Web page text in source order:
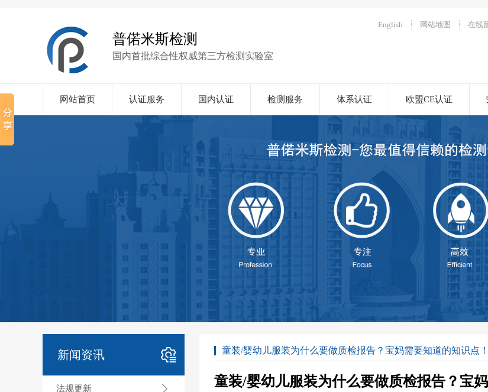
普偌米斯检测
国内首批综合性权威第三方检测实验室
English 网站地图 在线
网站首页 认证服务 国内认证 检测服务 体系认证 欧盟CE认证
新闻资讯
法规更新
童装/婴幼儿服装为什么要做质检报告？宝妈需要知道的知识点！
童装/婴幼儿服装为什么要做质检报告？宝